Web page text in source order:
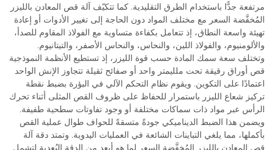
مرتفعة جدًّا باستخدام الطرق التقليدية. كما تتكيّف آلة قص المعادن بالليزر
المُخفَّضة السعر مع مختلف المواد دون الحاجة إلى تغيير الأدوات أو إعادة
تهيئة واسعة النطاق، إذ تتعامل بكفاءة متساوية مع الفولاذ المقاوم للصدأ،
والألومنيوم، والفولاذ اللين، والنحاس، والنحاس الأصفر، والتيتانيوم.
وتختلف سعة سمك المادة حسب قوة الليزر، إذ تستطيع الأنظمة النموذجية
قص أوراق رقيقة تحت ملليمتر واحد أو صفائح ثقيلة تتجاوز الإنش الواحد
اعتمادًا على التكوين. ويقوم نظام التحكم الآلي في البؤرة بضبط نقطة
تركيز شعاع الليزر باستمرار للحفاظ على ظروف القص المثلى أثناء تحرك
الرأس عبر مواد ذات سماكات مختلفة أو وجود تفاوتات سطحية طفيفة.
ويضمن هذا الضبط الديناميكي جودةً متسقةً للحواف طوال عملية القص
بأكملها، مما يلغي التباينات الشائعة في العمليات اليدوية. وتمتد دقة آلة
قص المعادن بالليزر المُخفَّضة السعر لما هو أبعد من الدقة البُعدية لتشمل